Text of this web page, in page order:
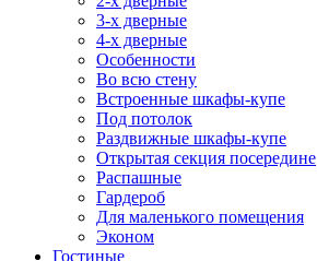
3-х дверные
4-х дверные
Особенности
Во всю стену
Встроенные шкафы-купе
Под потолок
Раздвижные шкафы-купе
Открытая секция посередине
Распашные
Гардероб
Для маленького помещения
Эконом
Гостиные